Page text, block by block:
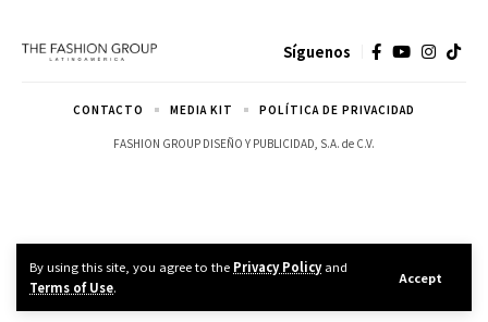
By using this site, you agree to the Privacy Policyand
Terms of Use.
Accept
Síguenos
FASHION GROUP DISEÑO Y PUBLICIDAD, S.A. de C.V.
CONTACTO MEDIA KIT POLÍTICA DE PRIVACIDAD